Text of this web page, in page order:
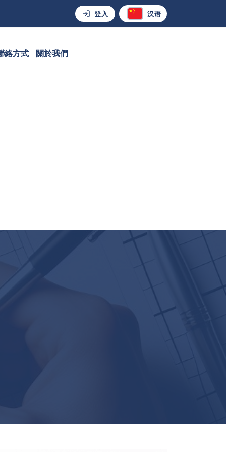
登入 汉语
聯絡方式 關於我們